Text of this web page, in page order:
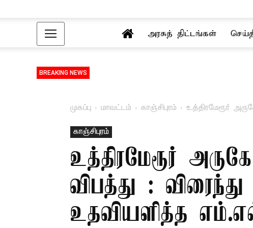
அரசுத் திட்டங்கள்
BREAKING NEWS
முகப்பு மாவட்டம் காஞ்சிபுரம் உத்திரமேரூர்
காஞ்சிபுரம்
உத்திரமேரூர்
விபத்து :
உதவியளித்த